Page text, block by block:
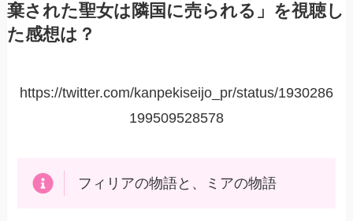
棄された聖女は隣国に売られる」を視聴し
た感想は？
https://twitter.com/kanpekiseijo_pr/status/1930286
199509528578
フィリアの物語と、ミアの物語